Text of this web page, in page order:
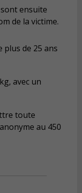
ensuite
de la victime.
plus de 25 ans
avec un
toute
au 450